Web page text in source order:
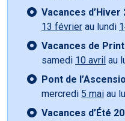
Vacances d’Hiver
13 février au lundi 1
Vacances de
samedi 10 avril au
Pont de
mercredi 5 mai au
Vacances d’Été